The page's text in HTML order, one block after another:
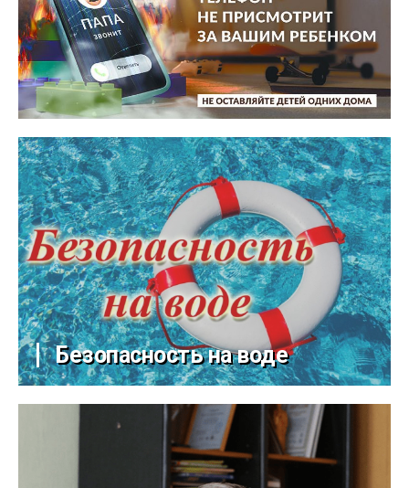
Безопасность на воде